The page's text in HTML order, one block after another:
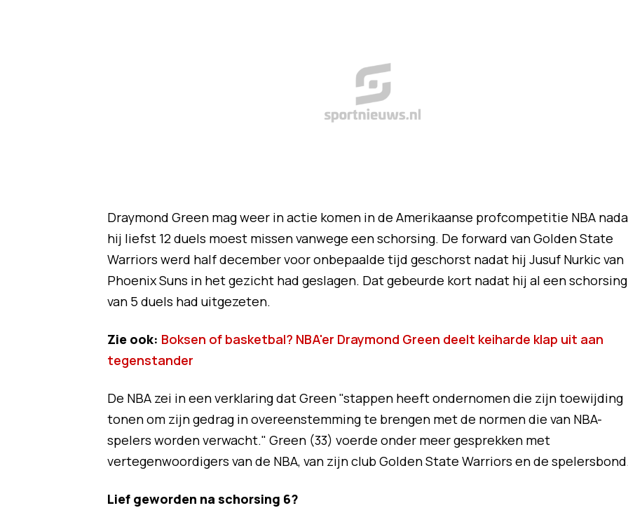
Draymond Green mag weer in actie komen in de Amerikaanse profcompetitie NBA
hij liefst 12 duels moest missen vanwege een schorsing. De forward van Golden State
Warriors werd half december voor onbepaalde tijd geschorst nadat hij Jusuf Nurkic van
Phoenix Suns in het gezicht had geslagen. Dat gebeurde kort nadat hij al een schorsing
van 5 duels had uitgezeten.
Zie ook: Boksen of basketbal? NBA'er Draymond Green deelt keiharde klap uit aan
tegenstander
De NBA zei in een verklaring dat Green "stappen heeft ondernomen die zijn toewijding
tonen om zijn gedrag in overeenstemming te brengen met de normen die van NBA-
spelers worden verwacht." Green (33) voerde onder meer gesprekken met
vertegenwoordigers van de NBA, van zijn club Golden State Warriors en de
Lief geworden na schorsing 6?